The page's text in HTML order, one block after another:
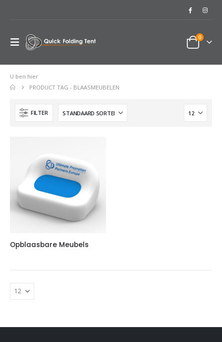
0
U ben hier
PRODUCT TAG - BLAASMEUBELEN
FILTER
Opblaasbare Meubels